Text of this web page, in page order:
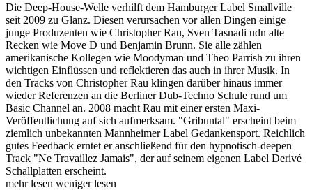
Die Deep-House-Welle verhilft dem Hamburger Label Smallville
seit 2009 zu Glanz. Diesen verursachen vor allen Dingen einige
junge Produzenten wie Christopher Rau, Sven Tasnadi udn alte
Recken wie Move D und Benjamin Brunn. Sie alle zählen
amerikanische Kollegen wie Moodyman und Theo Parrish zu ihren
wichtigen Einflüssen und reflektieren das auch in ihrer Musik. In
den Tracks von Christopher Rau klingen darüber hinaus immer
wieder Referenzen an die Berliner Dub-Techno Schule rund um
Basic Channel an. 2008 macht Rau mit einer ersten Maxi-
Veröffentlichung auf sich aufmerksam. "Gribuntal" erscheint beim
ziemlich unbekannten Mannheimer Label Gedankensport. Reichlich
gutes Feedback erntet er anschließend für den hypnotisch-deepen
Track "Ne Travaillez Jamais", der auf seinem eigenen Label Derivé
Schallplatten erscheint.
mehr lesen weniger lesen